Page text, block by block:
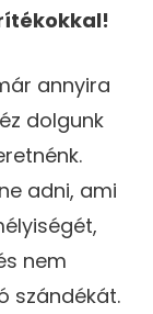
annyira
dolgunk
adni, ami
nem
szándékát.